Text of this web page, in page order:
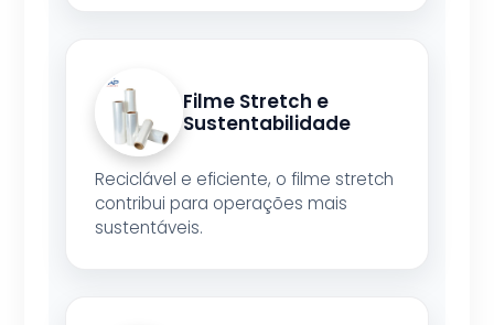
Filme Stretch e
Sustentabilidade
Reciclável e eficiente, o filme stretch
contribui para operações mais
sustentáveis.